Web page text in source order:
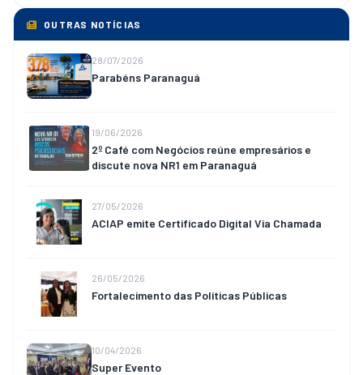
OUTRAS NOTÍCIAS
28/07/2026
Parabéns Paranaguá
19/06/2026
2º Café com Negócios reúne empresários e
discute nova NR1 em Paranaguá
27/05/2026
ACIAP emite Certificado Digital Via Chamada
26/05/2026
Fortalecimento das Políticas Públicas
10/04/2026
Super Evento